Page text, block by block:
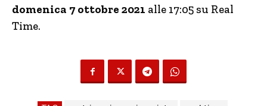
domenica 7 ottobre 2021 alle 17:05 su Real
Time.